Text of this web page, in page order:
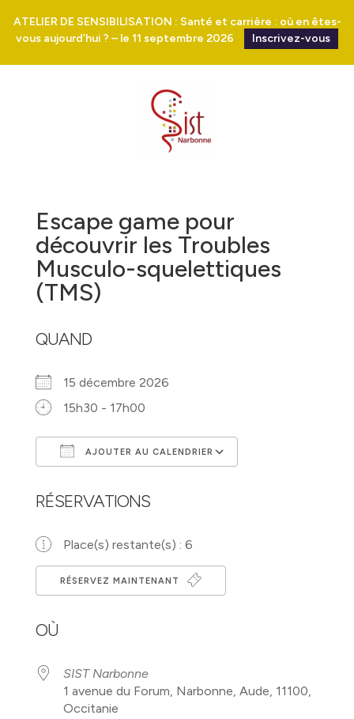
ATELIER DE SENSIBILISATION : Santé et carrière : où en êtes-
vous aujourd’hui ? – le 11 septembre 2026
Inscrivez-vous
Escape game pour
découvrir les Troubles
Musculo-squelettiques
(TMS)
QUAND
15 décembre 2026
15h30 - 17h00
AJOUTER AU CALENDRIER
RÉSERVATIONS
Place(s) restante(s) : 6
RÉSERVEZ MAINTENANT
OÙ
SIST Narbonne
1 avenue du Forum, Narbonne, Aude, 11100,
Occitanie